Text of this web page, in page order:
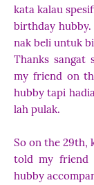
kata kalau
birthday
nak beli untuk
Thanks sangat
my friend on
hubby tapi
lah pulak.
So on the 29th,
told my friend
hubby